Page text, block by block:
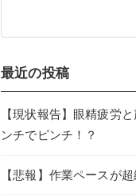
最近の投稿
【現状報告】眼精疲労
ンチでピンチ！？
【悲報】作業ペースが